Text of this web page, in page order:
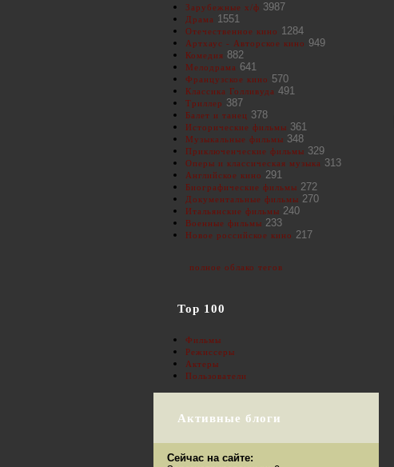
Зарубежные х/ф 3987
Драма 1551
Отечественное кино 1284
Артхаус - Авторское кино 949
Комедия 882
Мелодрама 641
Французское кино 570
Классика Голливуда 491
Триллер 387
Балет и танец 378
Исторические фильмы 361
Музыкальные фильмы 348
Приключенческие фильмы 329
Оперы и классическая музыка 313
Английское кино 291
Биографические фильмы 272
Документальные фильмы 270
Итальянские фильмы 240
Военные фильмы 233
Новое российское кино 217
полное облако тегов
Top 100
Фильмы
Режиссеры
Актеры
Пользователи
Активные блоги
Сейчас на сайте: